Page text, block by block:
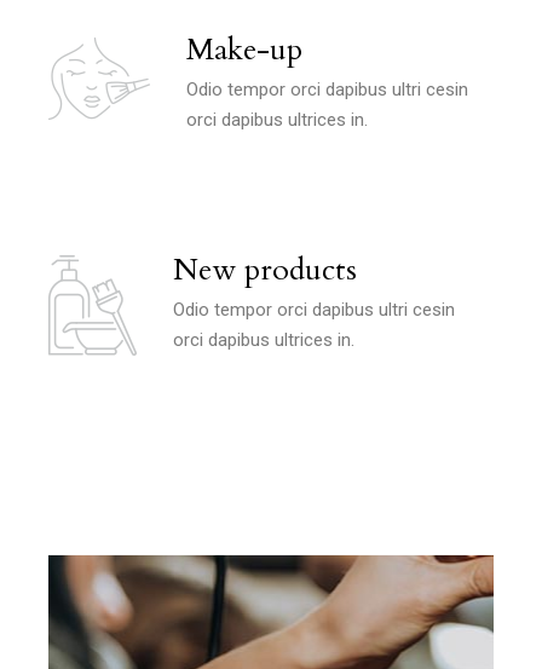
Make-up
Odio tempor orci dapibus ultri cesin
orci dapibus ultrices in.
New products
Odio tempor orci dapibus ultri cesin
orci dapibus ultrices in.